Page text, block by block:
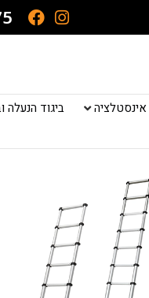
אינסטלציה ביגוד הנעלה